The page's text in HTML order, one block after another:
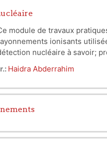
module de travaux
ionisants
nucléaire à savoir;
D'autre part, l'étudiants
de surface. Ces
γ-γ.
Haidra Abderrahim